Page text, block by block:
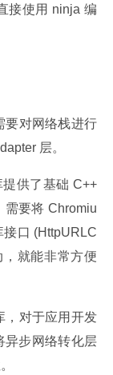
接使用 ninja 编
要对网络栈进行
层。
供了基础 C++
需要将 Chromiu
口 (HttpURLC
就能非常方便
，对于应用开发
异步网络转化层